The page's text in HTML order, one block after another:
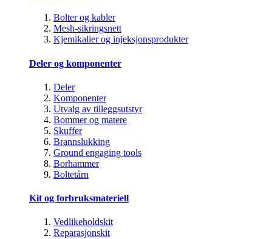
Bolter og kabler
Mesh-sikringsnett
Kjemikalier og injeksjonsprodukter
Deler og komponenter
Deler
Komponenter
Utvalg av tilleggsutstyr
Bommer og matere
Skuffer
Brannslukking
Ground engaging tools
Borhammer
Boltetårn
Kit og forbruksmateriell
Vedlikeholdskit
Reparasjonskit